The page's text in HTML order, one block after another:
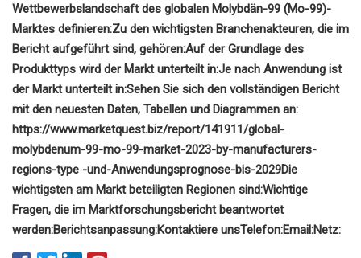
Wettbewerbslandschaft des globalen Molybdän-99 (Mo-99)-
Marktes definieren:Zu den wichtigsten Branchenakteuren, die im
Bericht aufgeführt sind, gehören:Auf der Grundlage des
Produkttyps wird der Markt unterteilt in:Je nach Anwendung ist
der Markt unterteilt in:Sehen Sie sich den vollständigen Bericht
mit den neuesten Daten, Tabellen und Diagrammen an:
https://www.marketquest.biz/report/141911/global-
molybdenum-99-mo-99-market-2023-by-manufacturers-
regions-type -und-Anwendungsprognose-bis-2029Die
wichtigsten am Markt beteiligten Regionen sind:Wichtige
Fragen, die im Marktforschungsbericht beantwortet
werden:Berichtsanpassung:Kontaktiere unsTelefon:Email:Netz: